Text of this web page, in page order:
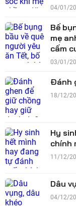
04/01/
Bế
mẹ
cấm
03/01/
Đánh
18/12/
Hy
chính
11/12/
Dâu
04/12/